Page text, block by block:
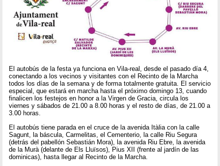
El autobús de la festa ya funciona en Vila-real, desde el pasado día 4,
conectando a los vecinos y visitantes con el Recinto de la Marcha
todos los días de la semana y de forma totalmente gratuita. El servicio
especial, que estará en marcha hasta el próximo domingo 13, cuando
finalicen los festejos en honor a la Virgen de Gracia, circula los
viernes y sábados de 21.00 a 8.00 horas y el resto de días, de 21.00 a
3.00 horas.
El autobús tiene parada en el cruce de la avenida Itàlia con la calle
Sagunt, la báscula, Carmelitas, el Cementerio, la calle Riu Segura
(detrás del pabellón Sebastián Mora), la avenida Riu Ebre, la avenida
de la Murà (delante de Els Lluïsos), Pius XII (frente al jardín de las
dominicas), hasta llegar al Recinto de la Marcha.